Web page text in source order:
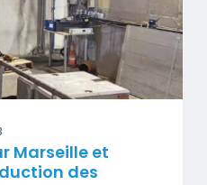
Vignette
Marseille et
des